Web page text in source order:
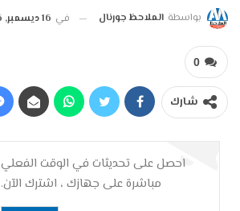
بواسطة الملاحظ جورنال في 16 ديسمبر, 2016
0
شارك
احصل على تحديثات في الوقت الفعلي
مباشرة على جهازك ، اشترك الآن.